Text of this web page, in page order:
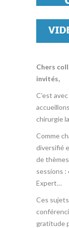
Chers
invités,
C’est
chirurgie
Comme
diversifié
de
sessions
Expert…
Ces
gratitude